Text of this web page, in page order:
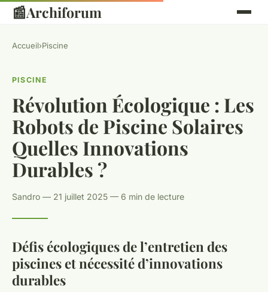
📰Archiforum
Accueil›Piscine
PISCINE
Révolution Écologique : Les
Robots de Piscine Solaires
Quelles Innovations
Durables ?
Sandro — 21 juillet 2025 — 6 min de lecture
Défis écologiques de l’entretien des
piscines et nécessité d’innovations
durables